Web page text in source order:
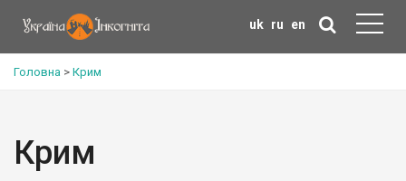
uk ru en
Головна > Крим
Крим